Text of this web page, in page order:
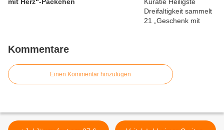
Kommentare
Einen Kommentar hinzufügen